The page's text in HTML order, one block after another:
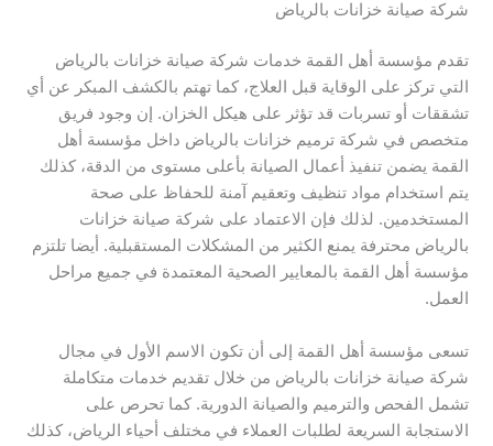
شركة صيانة خزانات بالرياض
تقدم مؤسسة أهل القمة خدمات شركة صيانة خزانات بالرياض
التي تركز على الوقاية قبل العلاج، كما تهتم بالكشف المبكر عن أي
تشققات أو تسربات قد تؤثر على هيكل الخزان. إن وجود فريق
متخصص في شركة ترميم خزانات بالرياض داخل مؤسسة أهل
القمة يضمن تنفيذ أعمال الصيانة بأعلى مستوى من الدقة، كذلك
يتم استخدام مواد تنظيف وتعقيم آمنة للحفاظ على صحة
المستخدمين. لذلك فإن الاعتماد على شركة صيانة خزانات
بالرياض محترفة يمنع الكثير من المشكلات المستقبلية. أيضا تلتزم
مؤسسة أهل القمة بالمعايير الصحية المعتمدة في جميع مراحل
العمل.
تسعى مؤسسة أهل القمة إلى أن تكون الاسم الأول في مجال
شركة صيانة خزانات بالرياض من خلال تقديم خدمات متكاملة
تشمل الفحص والترميم والصيانة الدورية. كما تحرص على
الاستجابة السريعة لطلبات العملاء في مختلف أحياء الرياض، كذلك